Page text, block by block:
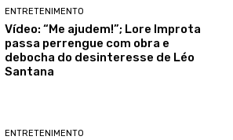
ENTRETENIMENTO
Vídeo: “Me ajudem!”; Lore Improta
passa perrengue com obra e
debocha do desinteresse de Léo
Santana
ENTRETENIMENTO